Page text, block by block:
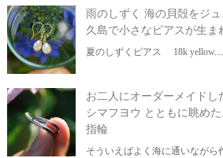
雨のしずく 海の貝殻をジ
久島で小さなピアスが生ま
夏のしずくピアス 18k
お二人にオーダーメイドし
シマフヨウ とともに眺め
指輪
そういえばよく海に通いながら